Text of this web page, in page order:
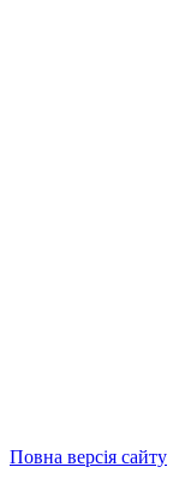
Повна версія сайту